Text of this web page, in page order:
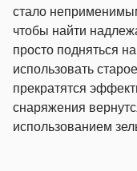
стало
чтобы найти
просто подняться
использовать
прекратятся
снаряжения
использованием